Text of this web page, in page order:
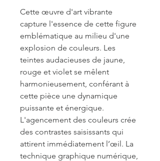
Cette œuvre d'art vibrante
capture l'essence de cette figure
emblématique au milieu d'une
explosion de couleurs. Les
teintes audacieuses de jaune,
rouge et violet se mêlent
harmonieusement, conférant à
cette pièce une dynamique
puissante et énergique.
L'agencement des couleurs crée
des contrastes saisissants qui
attirent immédiatement l’œil. La
technique graphique numérique,